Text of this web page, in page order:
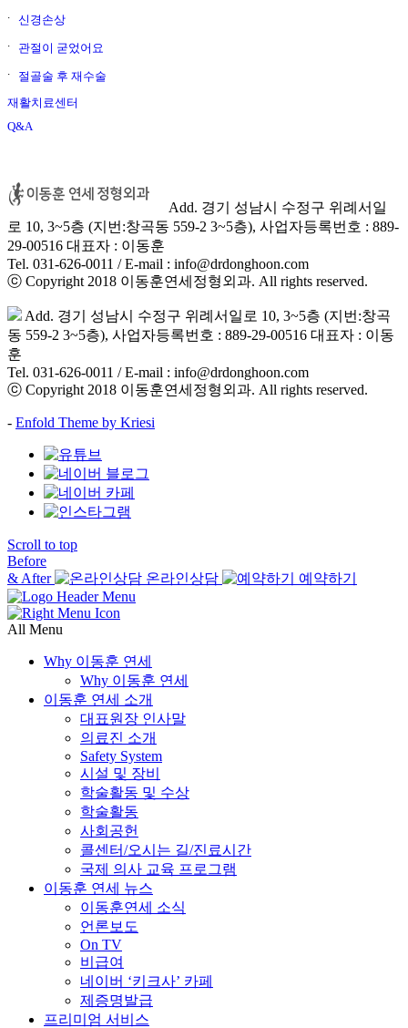
신경손상
관절이 굳었어요
절골술 후 재수술
재활치료센터
Q&A
Add. 경기 성남시 수정구 위례서일
로 10, 3~5층 (지번:창곡동 559-2 3~5층), 사업자등록번호 : 889-
29-00516 대표자 : 이동훈
Tel. 031-626-0011 / E-mail : info@drdonghoon.com
ⓒ Copyright 2018 이동훈연세정형외과. All rights reserved.
Add. 경기 성남시 수정구 위례서일로 10, 3~5층 (지번:창곡
동 559-2 3~5층), 사업자등록번호 : 889-29-00516 대표자 : 이동
훈
Tel. 031-626-0011 / E-mail : info@drdonghoon.com
ⓒ Copyright 2018 이동훈연세정형외과. All rights reserved.
- Enfold Theme by Kriesi
Scroll to top
Before
& After
온라인상담 예약하기
All Menu
Why 이동훈 연세
Why 이동훈 연세
이동훈 연세 소개
대표원장 인사말
의료진 소개
Safety System
시설 및 장비
학술활동 및 수상
학술활동
사회공헌
콜센터/오시는 길/진료시간
국제 의사 교육 프로그램
이동훈 연세 뉴스
이동훈연세 소식
언론보도
On TV
비급여
네이버 ‘키크사’ 카페
제증명발급
프리미엄 서비스